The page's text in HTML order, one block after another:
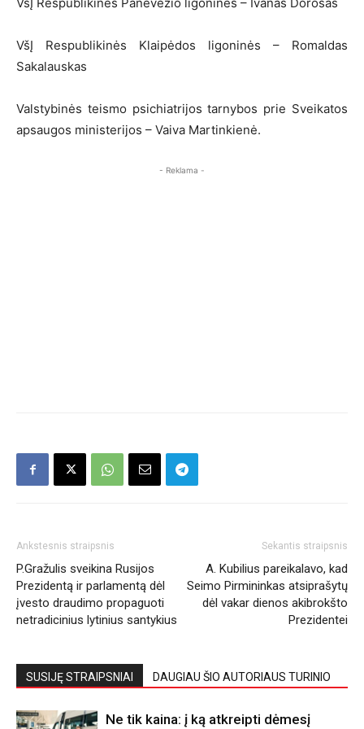
VšĮ Respublikinės Klaipėdos ligoninės – Romaldas
Sakalauskas
Valstybinės teismo psichiatrijos tarnybos prie Sveikatos
apsaugos ministerijos – Vaiva Martinkienė.
- Reklama -
Ankstesnis straipsnis
P.Gražulis sveikina Rusijos
Prezidentą ir parlamentą dėl
įvesto draudimo propaguoti
netradicinius lytinius santykius
Sekantis straipsnis
A. Kubilius pareikalavo, kad
Seimo Pirmininkas atsiprašytų
dėl vakar dienos akibrokšto
Prezidentei
SUSIJĘ STRAIPSNIAI DAUGIAU ŠIO AUTORIAUS TURINIO
Ne tik kaina: į ką atkreipti dėmesį